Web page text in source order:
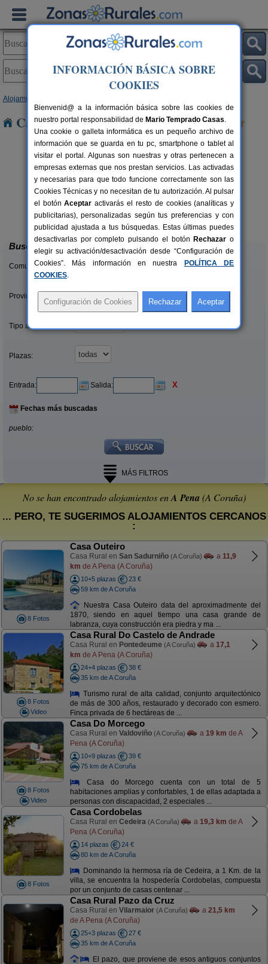
Alojamientos
Casas Rurales cerca de A Pena
2-15 pers.
desde25 €
Casa DonaMaría
Ordes (A Coruña)
Buscar
Comunidades:
Provincias/Islas:
Tipo alquiler:
Plazas:
Entrada: Salida: X
Fechas más buscadas
pueblo:
MÁS FILTROS
No se han encontrado alojamientos enA Pena (A Coruña)
... PERO, TE SUGERIMOS ALOJAMIENTOS CERCANOS
:
8 Fotos
Casa Outeiro
Casa Rural en San Sadurniño (A Coruña) a 11,9
km de A Pena (A Coruña)
10+5 plazas
23 €
59 km de A Coruña
Nuestra Casa Outeiro data del aproximadmente del
1870, siendo en aquel tiempo una casa grande de
labranza, cuya construcción era piedra y ma ...
8 Fotos
Video
Casa Rural Do Castelo de Andrade
Casa Rural en Pontedeume (A Coruña) a 17,1
km de A Pena (A Coruña)
24+4 plazas
38 €
35 km de A Coruña
Turismo rural de alta calidad, conjunto arquitectónico
de más de 300 años, restaurado y decorado con esmero.
Finca privada de 6 hectáreas de ...
8 Fotos
Video
Casa Do Morcego
Casa Rural en Valdoviño (A Coruña) a 19 km de A
Pena (A Coruña)
10+9 plazas
39 €
75 km de A Coruña
Casa do Morcego cuenta con un total de 5
habitaciones amplias y confortables, 1 de ellas adaptada a
personas con discapacidad, 2 especiales ...
8 Fotos
Casa Cordobelas
Casa Rural en Cedeira (A Coruña) a 19,3 km de A
Pena (A Coruña)
14 plazas
24 €
80 km de A Coruña
Dominando la hermosa ría de Cedeira, a 1 Km. de la
villa, se encuentra la hospedería Cordobelas, compuesta
por un conjunto de casas centenar ...
Casa Rural Pazo da Cruz
Casa Rural en Vilarmaior (A Coruña) a 21,5 km
de A Pena (A Coruña)
25+3 plazas
27 €
35 km de A Coruña
El pazo, que proviene de esos antiguos conjuntos
INFORMACIÓN BÁSICA SOBRE
COOKIES
Bienvenid@ a la información básica sobre las cookies de
nuestro portal responsabilidad de Mario Temprado Casas.
Una cookie o galleta informática es un pequeño archivo de
información que se guarda en tu pc, smartphone o tablet al
visitar el portal. Algunas son nuestras y otras pertenecen a
empresas externas que nos prestan servicios. Las activadas
y necesarias para que todo funcione correctamente son las
Cookies Técnicas y no necesitan de tu autorización. Al pulsar
el botónAceptar activarás el resto de cookies (analíticas y
publicitarias), personalizadas según tus preferencias y con
publicidad ajustada a tus búsquedas. Estas últimas puedes
desactivarlas por completo pulsando el botón Rechazar o
elegir su activación/desactivación desde “Configuración de
Cookies”. Más información en nuestra
POLÍTICA DE
COOKIES.